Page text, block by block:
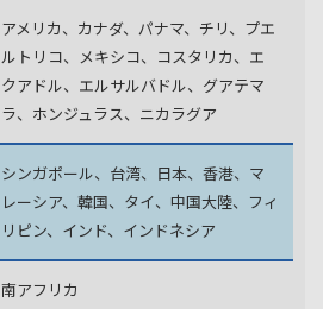
アメリカ、カナダ、パナマ、チリ、プエ
ルトリコ、メキシコ、 コスタリカ、エ
クアドル、エルサルバドル、グアテマ
ラ、 ホンジュラス、ニカラグア
シンガポール、台湾、日本、香港、マ
レーシア、韓国、 タイ、中国大陸、フィ
リピン、インド、インドネシア
南アフリカ